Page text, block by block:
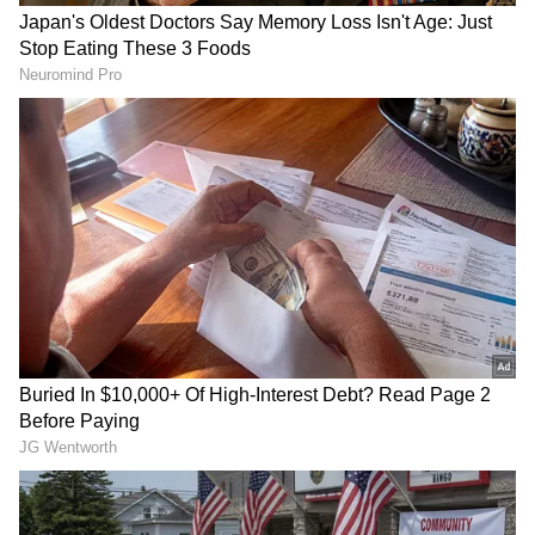
ಒಂದು ಮನೆಯ ಬಾತ್ರೂಮಲ್ಲಿ ಸಾಮಾನ್ಯವಾಗಿ ಒಂದು
ಟಾಯ್ಲೆಟ್ ಇರುತ್ತದೆ. ಒಟ್ಟಾಗಿ ಮನೆಯಲ್ಲಿ ಬೇರೆ ಬೇರೆಯಾಗಿ
ನಾಲ್ಕು ಐದು ಟಾಯ್ಲೆಟ್ ಇರುತ್ತದೆ. ಆದರೆ ಈ ಮನೆಯಲ್ಲಿ
ಒಂದೇ ಕಡೆಯಲ್ಲಿ ಒಂದೇ ಬಾತ್ರೂಮ್‌ನಲ್ಲಿ ಒಂದಲ್ಲ, ಎರಡಲ್ಲ
ಬರೋಬ್ಬರಿ ನಾಲ್ಕು ಟಾಯ್ಲೆಟ್ ಗಳು ಇವೆ.